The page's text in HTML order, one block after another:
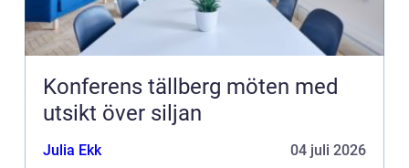
Konferens tällberg möten med
utsikt över siljan
Julia Ekk 04 juli 2026